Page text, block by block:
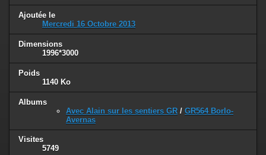
Ajoutée le
Mercredi 16 Octobre 2013
Dimensions
1996*3000
Poids
1140 Ko
Albums
Avec Alain sur les sentiers GR / GR564 Borlo-
Avernas
Visites
5749